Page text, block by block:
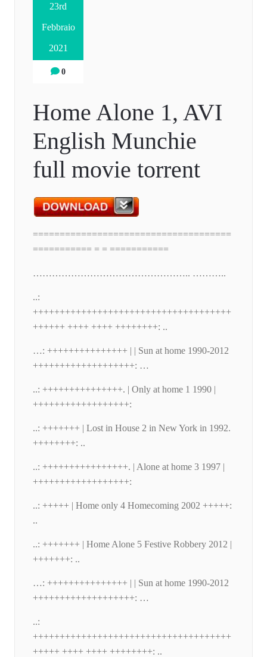
23rd
Febbraio
2021
0
Home Alone 1, AVI
English Munchie
full movie torrent
=====================================
=========== = = ===========
………………………………………….. ………..
..:
+++++++++++++++++++++++++++++++++++++
++++++ ++++ ++++ ++++++++: ..
…: +++++++++++++++ | | Sun at home 1990-2012
+++++++++++++++++++: …
..: +++++++++++++++. | Only at home 1 1990 |
++++++++++++++++++:
..: +++++++ | Lost in House 2 in New York in 1992.
++++++++: ..
..: ++++++++++++++++. | Alone at home 3 1997 |
++++++++++++++++++:
..: +++++ | Home only 4 Homecoming 2002 +++++:
..
..: +++++++ | Home Alone 5 Festive Robbery 2012 |
+++++++: ..
…: +++++++++++++++ | | Sun at home 1990-2012
+++++++++++++++++++: …
..:
+++++++++++++++++++++++++++++++++++++
+++++ ++++ ++++ ++++++++: ..